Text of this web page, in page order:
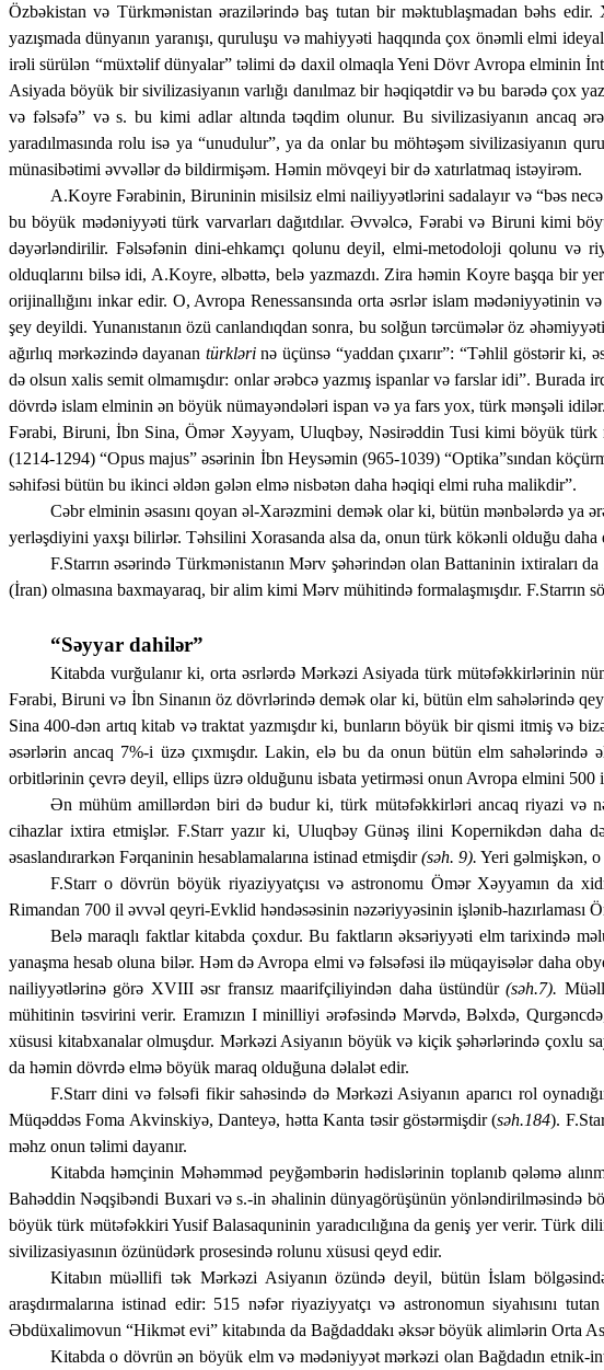
Özbəkistan və Türkmənistan ərazilərində baş tutan bir məktublaşma­dan bəhs
yazışmada dünyanın yaranışı, quruluşu və mahiyyəti haqqında çox önəmli elmi
irəli sürülən “müxtəlif dünyalar” təlimi də daxil olmaqla Yeni Dövr Avropa elminin
Asiyada böyük bir sivilizasiyanın varlığı danılmaz bir həqiqətdir və bu barədə çox
və fəlsəfə” və s. bu kimi adlar altında təqdim olunur. Bu sivilizasiyanın ancaq
yaradılmasında rolu isə ya “unudulur”, ya da onlar bu möhtəşəm sivilizasiyanın
münasibətimi əvvəllər də bildirmişəm. Həmin mövqeyi bir də xatırlatmaq istəyirəm.
A.Koyre Fərabinin, Biruninin misilsiz elmi nailiyyətlərini sadalayır və “bəs
bu böyük mədəniyyəti türk varvarları dağıtdılar. Əvvəlcə, Fərabi və Biruni kimi
dəyərləndirilir. Fəlsəfənin dini-eh­kamçı qolunu deyil, elmi-metodoloji qolunu və
olduqlarını bil­sə idi, A.Koyre, əlbəttə, belə yaz­mazdı. Zira həmin Koyre başqa bir
orijinallığını inkar edir. O, Avropa Renessansında orta əsrlər islam mədəniyyətinin
şey de­yildi. Yunanıstanın özü canlandıqdan sonra, bu solğun tərcümələr öz
ağırlıq mər­kə­­zində dayanan türklərinə üçünsə “yaddan çıxarır”: “Təhlil gös­tə­rir ki,
də olsun xalis semit ol­ma­mışdır: onlar ərəbcə yazmış ispanlar və fars­lar idi”.
dövrdə islam elminin ən bö­yük nümayəndələri ispan və ya fars yox, türk mənşəli
Fər­­a­bi, Biruni, İbn Sina, Ömər Xəyyam, Uluqbəy, Nəsirəddin Tusi kimi bö­yük türk
(1214-1294) “Opus majus” əsərinin İbn Heysəmin (965-1039) “Op­tika”sından
səhifəsi bütün bu ikinci əldən gələn elmə nisbətən daha həqiqi elmi ruha malikdir”.
Cəbr elminin əsasını qoyan əl-Xarəzmini demək olar ki, bütün mənbələrdə
yerləşdiyini yaxşı bilirlər. Təhsilini Xorasanda alsa da, onun türk kökənli olduğu daha
F.Starrın əsərində Türkmənistanın Mərv şəhərindən olan Battaninin
(İran) olmasına baxmayaraq, bir alim kimi Mərv mühitində formalaşmışdır.
“Səyyar dahilər”
Kitabda vurğulanır ki, orta əsrlərdə Mərkəzi Asiyada türk mütəfəkkirlərinin
Fərabi, Biruni və İbn Sinanın öz dövrlərində demək olar ki, bütün elm sahələrində
Sina 400-dən artıq kitab və traktat yazmışdır ki, bunların böyük bir qismi itmiş və
əsərlərin ancaq 7%-i üzə çıxmışdır. Lakin, elə bu da onun bütün elm
orbitlərinin çevrə deyil, ellips üzrə olduğunu isbata yetirməsi onun Avropa elmini 500
Ən mühüm amillərdən biri də budur ki, türk mütəfəkkirləri ancaq riyazi və
cihazlar ixtira etmişlər. F.Starr yazır ki, Uluqbəy Günəş ilini Kopernikdən daha
əsaslandırarkən Fərqaninin hesablamalarına istinad etmişdir(səh. 9). Yeri gəlmişkən,
F.Starr o dövrün böyük riyaziyyatçısı və astronomu Ömər Xəyyamın da
Rimandan 700 il əvvəl qeyri-Evklid həndəsəsinin nəzəriyyəsinin işlənib-hazırlaması
Belə maraqlı faktlar kitabda çoxdur. Bu faktların əksəriyyəti elm tarixində
yanaşma hesab oluna bilər. Həm də Avropa elmi və fəlsəfəsi ilə müqayisələr daha
nailiyyətlərinə görə XVIII əsr fransız maarifçiliyindən daha üstündür(səh.7).
mühitinin təsvi­rini verir. Eramızın I minilliyi ərəfəsində Mərvdə, Bəlxdə,
xüsusi kitabxanalar olmuşdur. Mərkəzi Asiyanın böyük və kiçik şəhərlərində çoxlu
da həmin dövrdə elmə böyük maraq olduğuna dəlalət edir.
F.Starr dini və fəlsəfi fikir sahəsində də Mərkəzi Asiyanın aparıcı rol
Müqəddəs Foma Akvinskiyə, Danteyə, hətta Kanta təsir göstərmişdir (səh.184).
məhz onun təlimi dayanır.
Kitabda həmçinin Məhəmməd peyğəmbərin hədislərinin toplanıb qələmə
Bahəddin Nəqşibəndi Buxari və s.-in əhalinin dünyagörüşünün yönləndirilməsində
böyük türk mütəfəkkiri Yusif Balasaquninin yaradıcılığına da geniş yer verir. Türk
sivilizasiyasının özünüdərk prosesində rolunu xüsusi qeyd edir.
Kitabın müəllifi tək Mərkəzi Asiyanın özündə deyil, bütün İslam
araşdırmalarına istinad edir: 515 nəfər riyaziyyatçı və astronomun siyahısını
Əbdüxalimovun “Hikmət evi” kitabında da Bağdaddakı əksər böyük alimlərin Orta
Kitabda o dövrün ən böyük elm və mədəniyyət mərkəzi olan Bağdadın etnik-